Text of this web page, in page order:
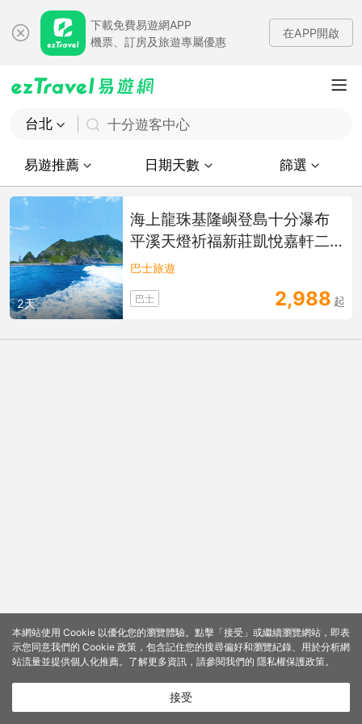
下載免費易遊網APP
機票、訂房及旅遊專屬優惠
在APP開啟
台北 十分遊客中心
易遊推薦 日期天數 篩選
2天
海上龍珠基隆嶼登島十分瀑布
平溪天燈祈福新莊凱悅嘉軒二
日
巴士旅遊
巴士 2,988 起
本網站使用 Cookie 以優化您的瀏覽體驗。點擊「接受」或繼續瀏覽網站，即表
示您同意我們的 Cookie 政策，包含記住您的搜尋偏好和瀏覽紀錄、用於分析網
站流量並提供個人化推薦。了解更多資訊，請參閱我們的 隱私權保護政策。
接受